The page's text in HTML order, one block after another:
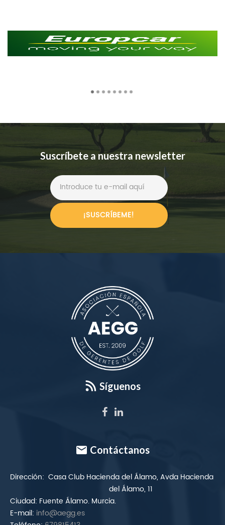
Suscríbete a nuestra newsletter
¡SUSCRÍBEME!
Síguenos
Contáctanos
Dirección: Casa Club Hacienda del Álamo, Avda Hacienda
del Álamo, 11
Ciudad: Fuente Álamo. Murcia.
E-mail: info@aegg.es